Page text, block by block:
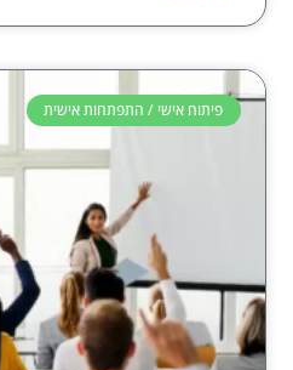
פיתוח אישי / התפתחות אישית